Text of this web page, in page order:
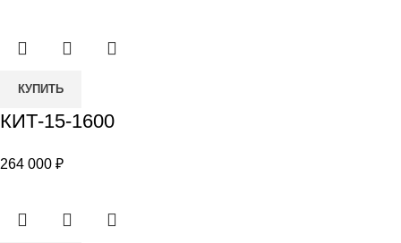
Количество
КИТ-15-
КУПИТЬ
КИТ-15-1600
264 000 ₽